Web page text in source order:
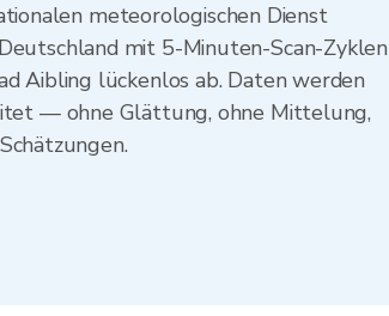
meteorologischen Dienst
mit 5-Minuten-Scan-Zyklen
Aibling lückenlos ab. Daten werden
— ohne Glättung, ohne Mittelung,